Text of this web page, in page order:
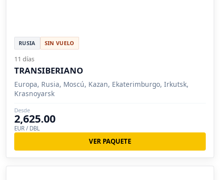
RUSIA SIN VUELO
11 días
TRANSIBERIANO
Europa, Rusia, Moscú, Kazan, Ekaterimburgo, Irkutsk,
Krasnoyarsk
Desde
2,625.00
EUR / DBL
VER PAQUETE